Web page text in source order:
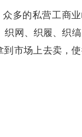
多的私营工商
网、织履、织缟
市场上去卖，